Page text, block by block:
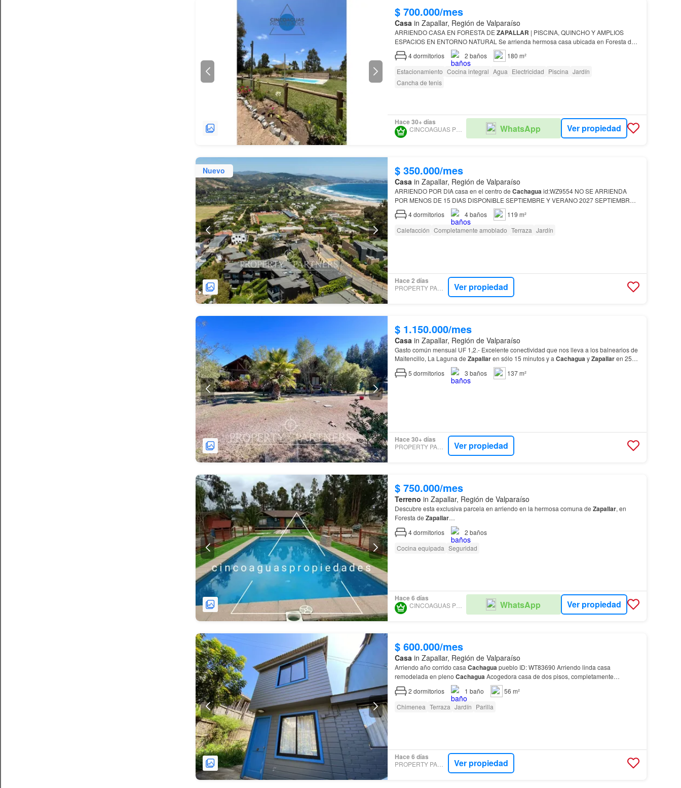
$ 700.000/mes
Casa in Zapallar, Región de Valparaíso
ARRIENDO CASA EN FORESTA DE ZAPALLAR | PISCINA, QUINCHO Y AMPLIOS
ESPACIOS EN ENTORNO NATURAL Se arrienda hermosa casa ubicada en Foresta de
Zapallar Cachaguay , con rápida conexión a Ruta 5 Norte y cercana a sup…
4dormitorios 2 baños
180 m²
Estacionamiento Cocina integral Agua Electricidad Piscina Jardín
Cancha de tenis
Hace 30+ días
CINCOAGUAS PROPIEDADES WhatsApp Ver propiedad
Nuevo $ 350.000/mes
Casa in Zapallar, Región de Valparaíso
ARRIENDO POR DIA casa en el centro de Cachaguaid:WZ9554 NO SE ARRIENDA
POR MENOS DE 15 DIAS DISPONIBLE SEPTIEMBRE Y VERANO 2027 SEPTIEMBRE
VALOR DIARIO :$350.000 VERANO 2027 $ 385.000 Arriendo moderna casa ubicada en
ple…4dormitorios 4baños
119 m²
Calefacción Completamente amoblado Terraza Jardín
Hace 2 días
PROPERTY PARTNERS Ver propiedad
$ 1.150.000/mes
Casa in Zapallar, Región de Valparaíso
Gasto común mensual UF 1,2.- Excelente conectividad que nos lleva a los balnearios de
Maitencillo, La Laguna de Zapallaren sólo 15 minutos y a CachaguayZapallaren 25
minutos.…
5 dormitorios 3 baños 137 m²
Hace 30+ días
PROPERTY PARTNERS Ver propiedad
$ 750.000/mes
Terreno in Zapallar, Región de Valparaíso
Descubre esta exclusiva parcela en arriendo en la hermosa comuna de Zapallar, en
Foresta de Zapallar…
4dormitorios 2 baños
Cocina equipada Seguridad
Hace 6 días
CINCOAGUAS PROPIEDADES WhatsApp Ver propiedad
$ 600.000/mes
Casa in Zapallar, Región de Valparaíso
Arriendo año corrido casa Cachaguapueblo ID: WT83690 Arriendo linda casa
remodelada en pleno CachaguaAcogedora casa de dos pisos, completamente
remodelada , ubicada en el pueblo deCachagua
2 dormitorios 1 baño
56 m²
Chimenea Terraza Jardín Parilla
Hace 6 días
PROPERTY PARTNERS Ver propiedad